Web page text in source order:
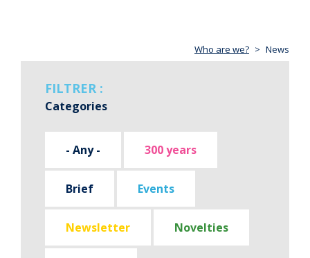
Who are we? News
FILTRER :
Categories
- Any - 300 years
Brief Events
Newsletter Novelties